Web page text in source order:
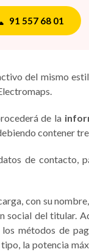
91 557 68 01
del mismo
de la
contener
de contacto,
con su
social del titular.
métodos de
la potencia